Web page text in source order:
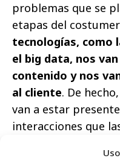
problemas que se
etapas del
tecnologías, como
el big data, nos
contenido y nos
al cliente. De
van a estar
interacciones que